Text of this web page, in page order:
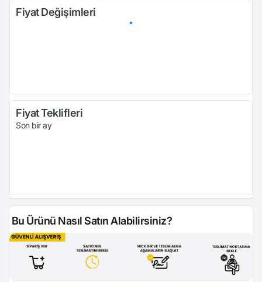
Fiyat Değişimleri
Fiyat Teklifleri
Son bir ay
Bu Ürünü Nasıl Satın Alabilirsiniz?